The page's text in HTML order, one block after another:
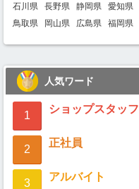
石川県
長野県 静岡県 愛知県
鳥取県
岡山県 広島県 福岡県
人気ワード
1
ショップスタッフ
2
正社員
3
アルバイト